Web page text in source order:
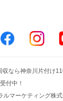
なら神奈川片付け
付中！
ルマーケティング株